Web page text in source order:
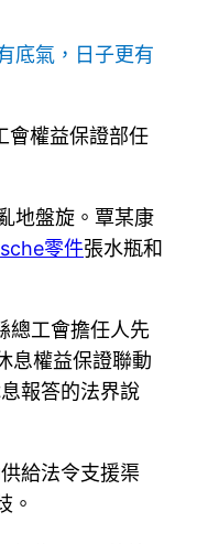
底氣，日子更有
會權益保證部任
地盤旋。覃某康
零件張水瓶和
總工會擔任人先
息權益保證聯動
報答的法界說
給法令支援渠
。